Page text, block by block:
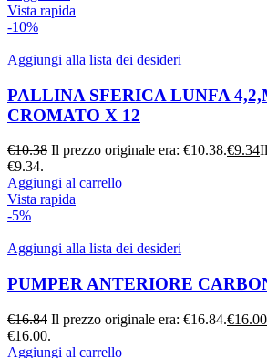
Vista rapida
-10%
Aggiungi alla lista dei desideri
PALLINA SFERICA LUNFA
CROMATO X 12
€10.38 Il prezzo originale era: €10.38.€9.34
€9.34.
Aggiungi al carrello
Vista rapida
-5%
Aggiungi alla lista dei desideri
PUMPER ANTERIORE
€16.84 Il prezzo originale era: €16.84.€16.00
€16.00.
Aggiungi al carrello